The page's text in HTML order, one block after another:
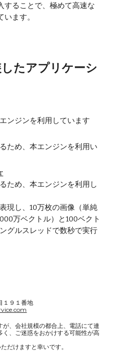
することで、極めて高速な
ます。
たアプリケーシ
ンジンを利用しています
ため、本エンジンを利用い
ため、本エンジンを利用し
現し、10万枚の画像（単純
万ベクトル）と100ベクト
グルスレッドで数秒で実行
１９１番地
、会社規模の都合上、電話にて連
、ご迷惑をおかけする可能性が高
だけますと幸いです。